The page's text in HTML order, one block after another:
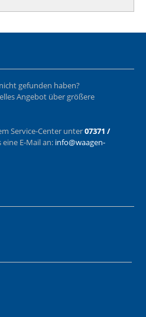
gefunden haben?
Angebot über größere
Service-Center unter07371 /
E-Mail an: info@waagen-